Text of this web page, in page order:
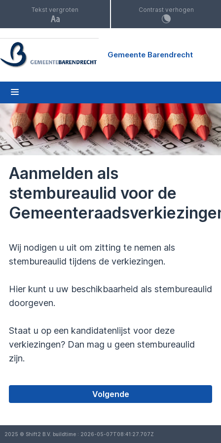
Tekst vergroten Contrast verhogen
Gemeente Barendrecht
Aanmelden als
stembureaulid voor de
Wij nodigen u uit om zitting te nemen als
stembureaulid tijdens de verkiezingen.
Hier kunt u uw beschikbaarheid als stembureaulid
doorgeven.
Staat u op een kandidatenlijst voor deze
verkiezingen? Dan mag u geen stembureaulid
zijn.
Volgende
2025 © Shift2 B.V. buildtime : 2026-05-07T08:41:27.707Z